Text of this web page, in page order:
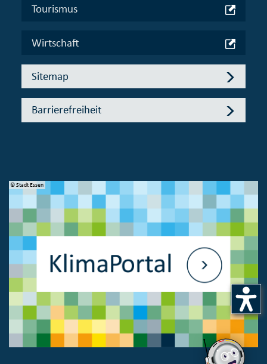
Tourismus
Wirtschaft
Sitemap
Barrierefreiheit
© Stadt Essen